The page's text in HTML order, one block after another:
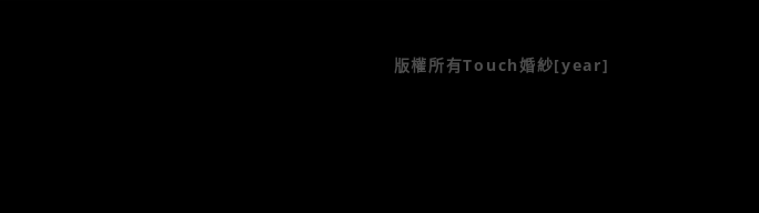
版權所有Touch婚紗[year]